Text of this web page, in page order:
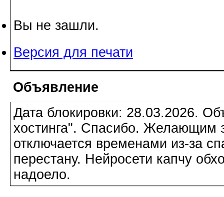
Вы не зашли.
Версия для печати
Объявление
Дата блокировки: 28.03.2026.
хостинга". Спасибо. Желающим
отключается временами из-за
перестану. Нейросети капчу
надоело.